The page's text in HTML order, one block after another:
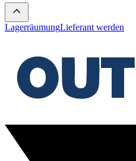
LagerräumungLieferant werden